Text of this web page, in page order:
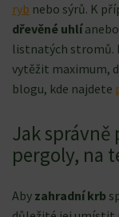
ryb nebo sýrů. K
dřevěné uhlíanebo
listnatých stromů.
vytěžit maximum,
blogu, kde najdete
Jak
pergoly, na
Aby zahradní krb